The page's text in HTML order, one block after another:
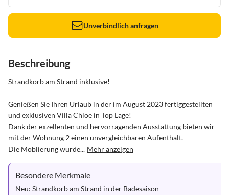
Unverbindlich anfragen
Beschreibung
Strandkorb am Strand inklusive!
Genießen Sie Ihren Urlaub in der im August 2023 fertiggestellten
und exklusiven Villa Chloe in Top Lage!
Dank der exzellenten und hervorragenden Ausstattung bieten wir
mit der Wohnung 2 einen unvergleichbaren Aufenthalt.
Die Möblierung wurde... Mehr anzeigen
Besondere Merkmale
Neu: Strandkorb am Strand in der Badesaison